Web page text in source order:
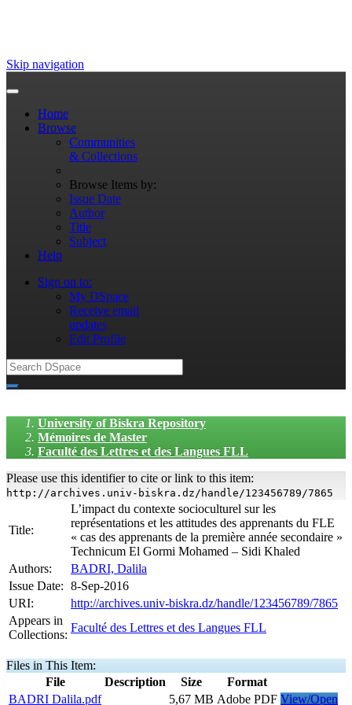
Skip navigation
Home
Browse
Communities
& Collections
Browse Items by:
Issue Date
Author
Title
Subject
Help
Sign on to:
My DSpace
Receive email
updates
Edit Profile
University of Biskra Repository
Mémoires de Master
Faculté des Lettres et des Langues FLL
Please use this identifier to cite or link to this item:
http://archives.univ-biskra.dz/handle/123456789/7865
Title:
L’impact du contexte socioculturel sur les
représentations et les attitudes des apprenants du FLE
« cas des apprenants de la première année secondaire »
Technicum El Gormi Mohamed – Sidi Khaled
Authors:
BADRI, Dalila
Issue Date: 8-Sep-2016
URI:
http://archives.univ-biskra.dz/handle/123456789/7865
Appears in
Collections:
Faculté des Lettres et des Langues FLL
Files in This Item:
File
Description Size
Format
BADRI Dalila.pdf
5,67 MB Adobe PDF View/Open